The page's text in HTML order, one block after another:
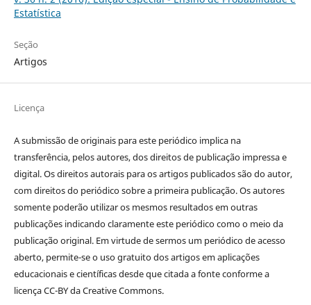
Estatística
Seção
Artigos
Licença
A submissão de originais para este periódico implica na
transferência, pelos autores, dos direitos de publicação impressa e
digital. Os direitos autorais para os artigos publicados são do autor,
com direitos do periódico sobre a primeira publicação. Os autores
somente poderão utilizar os mesmos resultados em outras
publicações indicando claramente este periódico como o meio da
publicação original. Em virtude de sermos um periódico de acesso
aberto, permite-se o uso gratuito dos artigos em aplicações
educacionais e científicas desde que citada a fonte conforme a
licença CC-BY da Creative Commons.